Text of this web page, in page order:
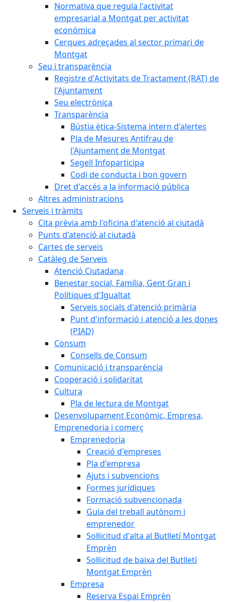
Normativa que regula l'activitat
empresarial a Montgat per activitat
econòmica
Cerques adreçades al sector primari de
Montgat
Seu i transparència
Registre d'Activitats de Tractament (RAT) de
l'Ajuntament
Seu electrònica
Transparència
Bústia ètica-Sistema intern d'alertes
Pla de Mesures Antifrau de
l'Ajuntament de Montgat
Segell Infoparticipa
Codi de conducta i bon govern
Dret d'accés a la informació pública
Altres administracions
Serveis i tràmits
Cita prèvia amb l'oficina d'atenció al ciutadà
Punts d'atenció al ciutadà
Cartes de serveis
Catàleg de Serveis
Atenció Ciutadana
Benestar social, Família, Gent Gran i
Polítiques d'Igualtat
Serveis socials d'atenció primària
Punt d'informació i atenció a les dones
(PIAD)
Consum
Consells de Consum
Comunicació i transparència
Cooperació i solidaritat
Cultura
Pla de lectura de Montgat
Desenvolupament Econòmic, Empresa,
Emprenedoria i comerç
Emprenedoria
Creació d'empreses
Pla d'empresa
Ajuts i subvencions
Formes jurídiques
Formació subvencionada
Guia del treball autònom i
emprenedor
Sol·licitud d'alta al Butlletí Montgat
Emprèn
Sol·licitud de baixa del Butlletí
Montgat Emprèn
Empresa
Reserva Espai Emprèn